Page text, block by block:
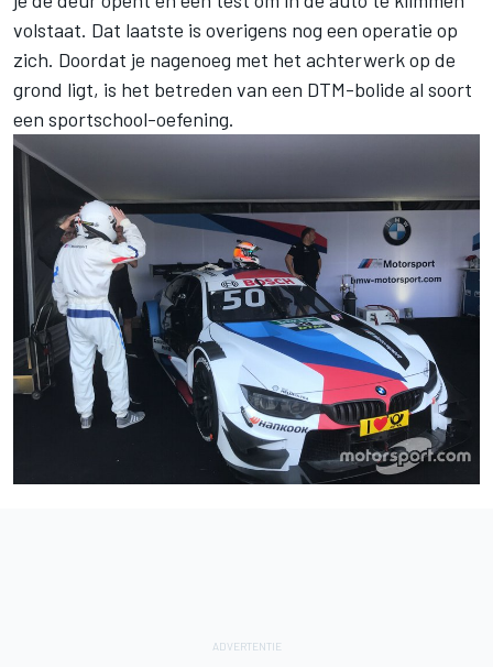
volstaat. Dat laatste is overigens nog een operatie op
zich. Doordat je nagenoeg met het achterwerk op de
grond ligt, is het betreden van een DTM-bolide al soort
een sportschool-oefening.